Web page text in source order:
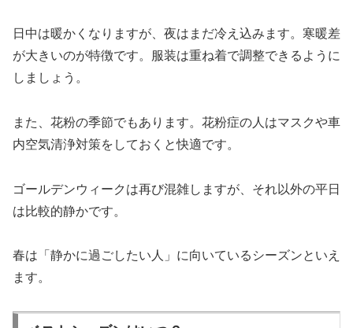
日中は暖かくなりますが、夜はまだ冷え込みます。寒暖差
が大きいのが特徴です。服装は重ね着で調整できるように
しましょう。
また、花粉の季節でもあります。花粉症の人はマスクや車
内空気清浄対策をしておくと快適です。
ゴールデンウィークは再び混雑しますが、それ以外の平日
は比較的静かです。
春は「静かに過ごしたい人」に向いているシーズンといえ
ます。